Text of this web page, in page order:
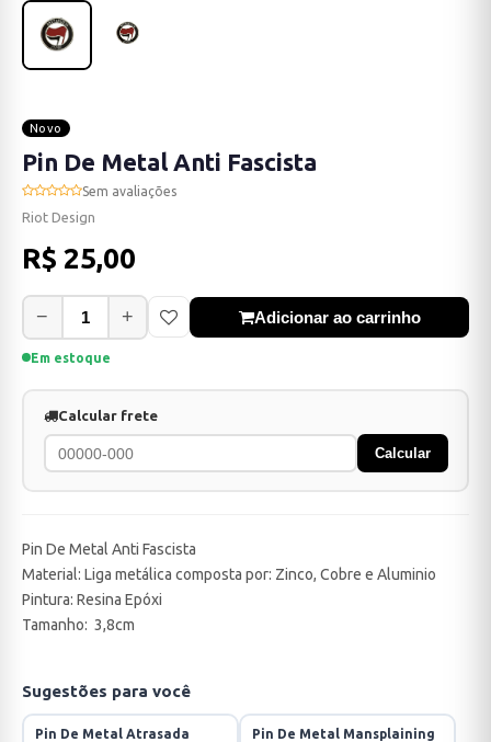
Novo
Pin De Metal Anti Fascista
Sem avaliações
Riot Design
R$ 25,00
− + Adicionar ao carrinho
Em estoque
Calcular frete
Calcular
Pin De Metal Anti Fascista
Material: Liga metálica composta por: Zinco, Cobre e Aluminio
Pintura: Resina Epóxi
Tamanho: 3,8cm
Sugestões para você
Pin De Metal Atrasada Pin De Metal Mansplaining